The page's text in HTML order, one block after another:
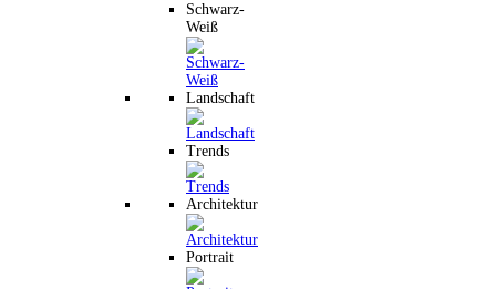
Schwarz-
Weiß
Landschaft
Trends
Architektur
Portrait